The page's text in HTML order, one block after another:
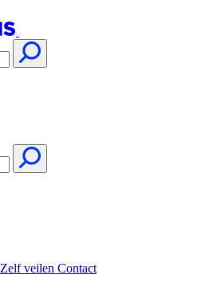
Zelf veilen Contact